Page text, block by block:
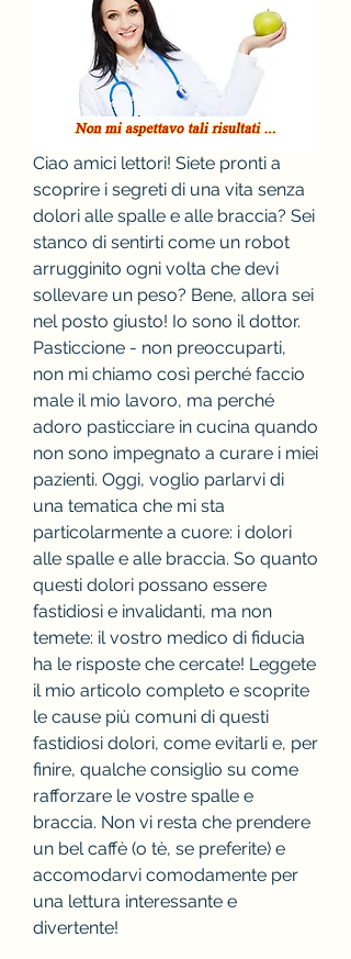
Ciao amici lettori! Siete pronti a
scoprire i segreti di una vita senza
dolori alle spalle e alle braccia? Sei
stanco di sentirti come un robot
arrugginito ogni volta che devi
sollevare un peso? Bene, allora sei
nel posto giusto! Io sono il dottor.
Pasticcione - non preoccuparti,
non mi chiamo così perché faccio
male il mio lavoro, ma perché
adoro pasticciare in cucina quando
non sono impegnato a curare i miei
pazienti. Oggi, voglio parlarvi di
una tematica che mi sta
particolarmente a cuore: i dolori
alle spalle e alle braccia. So quanto
questi dolori possano essere
fastidiosi e invalidanti, ma non
temete: il vostro medico di fiducia
ha le risposte che cercate! Leggete
il mio articolo completo e scoprite
le cause più comuni di questi
fastidiosi dolori, come evitarli e, per
finire, qualche consiglio su come
rafforzare le vostre spalle e
braccia. Non vi resta che prendere
un bel caffè (o tè, se preferite) e
accomodarvi comodamente per
una lettura interessante e
divertente!